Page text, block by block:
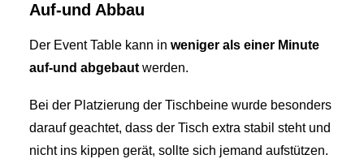
Auf-und Abbau
Der Event Table kann in weniger als einer Minute
auf-und abgebaut werden.
Bei der Platzierung der Tischbeine wurde besonders
darauf geachtet, dass der Tisch extra stabil steht und
nicht ins kippen gerät, sollte sich jemand aufstützen.